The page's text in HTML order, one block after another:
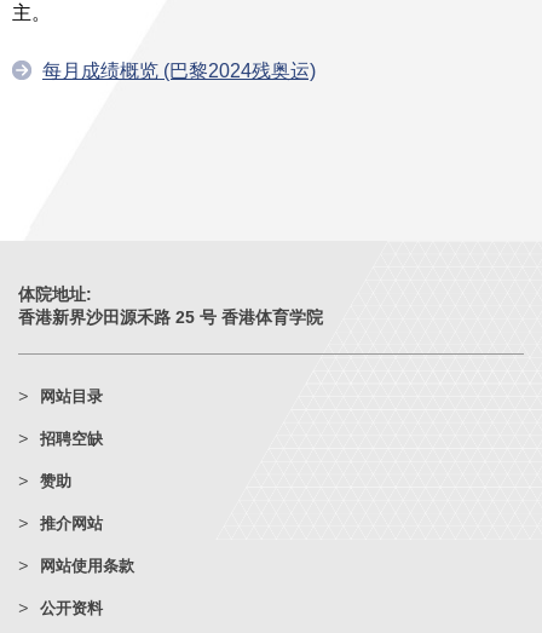
主。
每月成绩概览 (巴黎2024残奥运)
体院地址:
香港新界沙田源禾路 25 号 香港体育学院
网站目录
招聘空缺
赞助
推介网站
网站使用条款
公开资料